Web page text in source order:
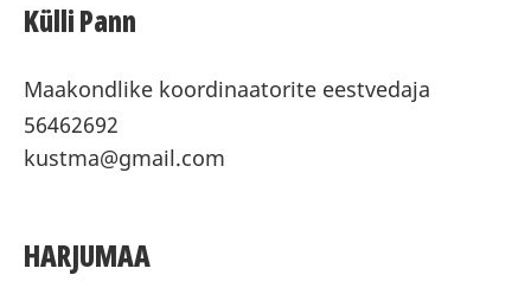
Külli Pann
Maakondlike koordinaatorite eestvedaja
56462692
kustma@gmail.com
HARJUMAA